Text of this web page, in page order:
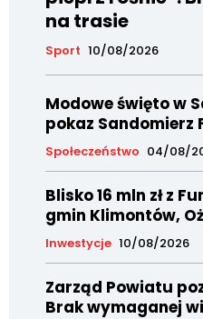
na trasie
Sport 10/08/2026
Modowe święto w
pokaz Sandomierz
Społeczeństwo 04/08/
Blisko 16 mln zł z
gmin Klimontów,
Inwestycje 10/08/2026
Zarząd Powiatu
Brak wymaganej